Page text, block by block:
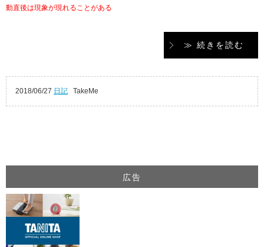
動直後は現象が現れることがある
≫ 続きを読む
2018/06/27 日記 TakeMe
広告